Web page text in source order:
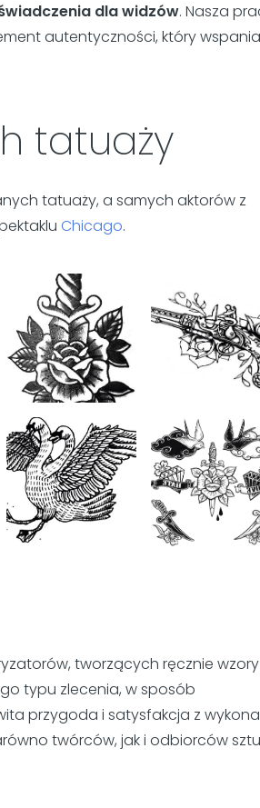
dla widzów. Nasza
autentyczności, który
tatuaży
tatuaży, a samych aktorów z
Chicago.
tworzących ręcznie
typu zlecenia, w sposób
przygoda i satysfakcja z
twórców, jak i odbiorców